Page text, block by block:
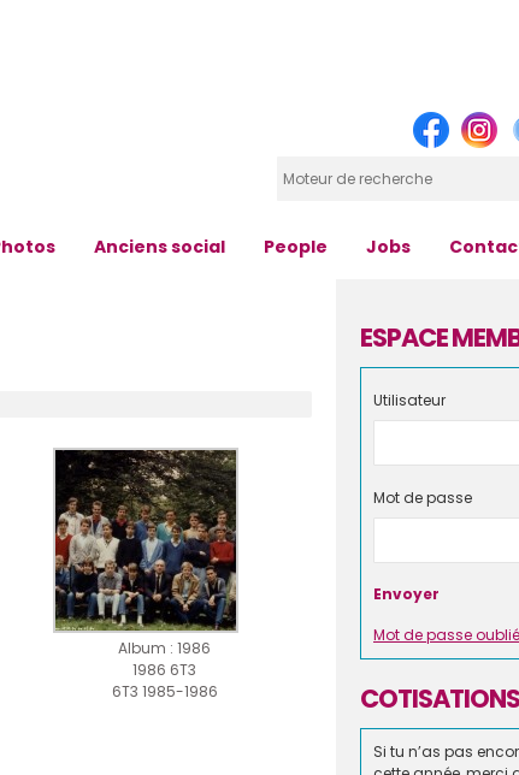
Anciens social People Jobs
Album : 1986
1986 6T3
6T3 1985-1986
ESPACE
Utilisateur
Mot de passe
Mot de passe
COTISATIONS
Si tu n’as pas